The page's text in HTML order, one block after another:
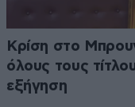
Κρίση στο
όλους τους
εξήγηση